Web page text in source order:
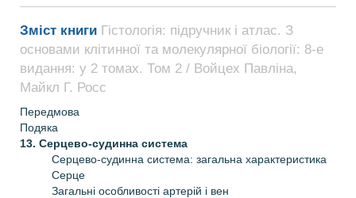
Зміст книги Гістологія: підручник і атлас. З
основами клітинної та молекулярної біології: 8-е
видання: у 2 томах. Том 2 / Войцех Павліна,
Майкл Г. Росс
Передмова
Подяка
13. Серцево-судинна система
Серцево-судинна система: загальна характеристика
Серце
Загальні особливості артерій і вен